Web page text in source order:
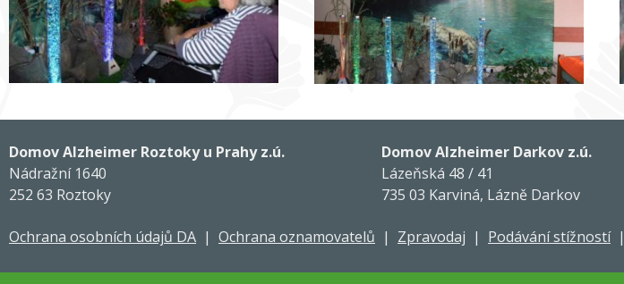
Domov Alzheimer Roztoky u Prahy z.ú.
Nádražní 1640
252 63 Roztoky
Domov Alzheimer Darkov z.ú.
Lázeňská 48 / 41
735 03 Karviná, Lázně Darkov
Ochrana osobních údajů DA | Ochrana oznamovatelů | Zpravodaj | Podávání stížností|